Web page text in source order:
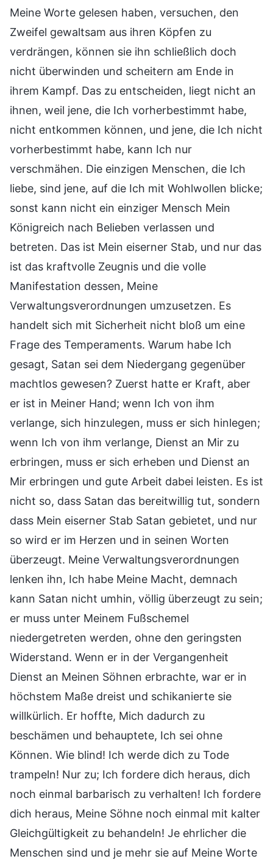
Meine Worte gelesen haben, versuchen, den
Zweifel gewaltsam aus ihren Köpfen zu
verdrängen, können sie ihn schließlich doch
nicht überwinden und scheitern am Ende in
ihrem Kampf. Das zu entscheiden, liegt nicht an
ihnen, weil jene, die Ich vorherbestimmt habe,
nicht entkommen können, und jene, die Ich nicht
vorherbestimmt habe, kann Ich nur
verschmähen. Die einzigen Menschen, die Ich
liebe, sind jene, auf die Ich mit Wohlwollen blicke;
sonst kann nicht ein einziger Mensch Mein
Königreich nach Belieben verlassen und
betreten. Das ist Mein eiserner Stab, und nur das
ist das kraftvolle Zeugnis und die volle
Manifestation dessen, Meine
Verwaltungsverordnungen umzusetzen. Es
handelt sich mit Sicherheit nicht bloß um eine
Frage des Temperaments. Warum habe Ich
gesagt, Satan sei dem Niedergang gegenüber
machtlos gewesen? Zuerst hatte er Kraft, aber
er ist in Meiner Hand; wenn Ich von ihm
verlange, sich hinzulegen, muss er sich hinlegen;
wenn Ich von ihm verlange, Dienst an Mir zu
erbringen, muss er sich erheben und Dienst an
Mir erbringen und gute Arbeit dabei leisten. Es ist
nicht so, dass Satan das bereitwillig tut, sondern
dass Mein eiserner Stab Satan gebietet, und nur
so wird er im Herzen und in seinen Worten
überzeugt. Meine Verwaltungsverordnungen
lenken ihn, Ich habe Meine Macht, demnach
kann Satan nicht umhin, völlig überzeugt zu sein;
er muss unter Meinem Fußschemel
niedergetreten werden, ohne den geringsten
Widerstand. Wenn er in der Vergangenheit
Dienst an Meinen Söhnen erbrachte, war er in
höchstem Maße dreist und schikanierte sie
willkürlich. Er hoffte, Mich dadurch zu
beschämen und behauptete, Ich sei ohne
Können. Wie blind! Ich werde dich zu Tode
trampeln! Nur zu; Ich fordere dich heraus, dich
noch einmal barbarisch zu verhalten! Ich fordere
dich heraus, Meine Söhne noch einmal mit kalter
Gleichgültigkeit zu behandeln! Je ehrlicher die
Menschen sind und je mehr sie auf Meine Worte